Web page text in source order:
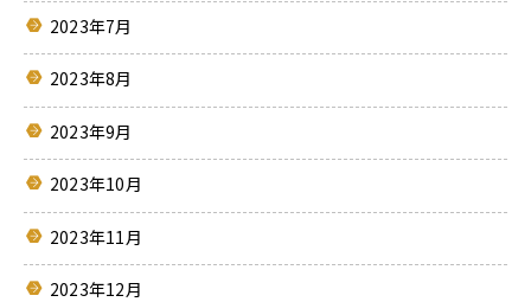
2023年7月
2023年8月
2023年9月
2023年10月
2023年11月
2023年12月